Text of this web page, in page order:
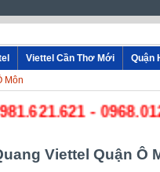
Viettel Cần Thơ Mới Quận
Môn
-
Viettel Quận Ô